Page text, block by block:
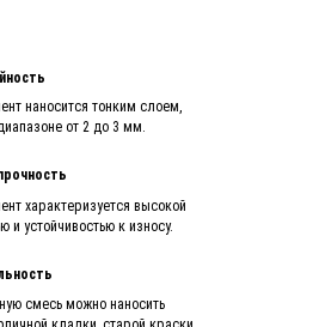
наносится тонким слоем,
от 2 до 3 мм.
характеризуется высокой
и устойчивостью к износу.
смесь можно наносить